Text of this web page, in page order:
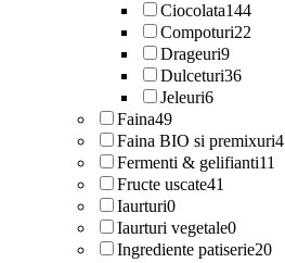
Ciocolata144
Compoturi22
Drageuri9
Dulceturi36
Jeleuri6
Faina49
Faina BIO si premixuri4
Fermenti & gelifianti11
Fructe uscate41
Iaurturi0
Iaurturi vegetale0
Ingrediente patiserie20